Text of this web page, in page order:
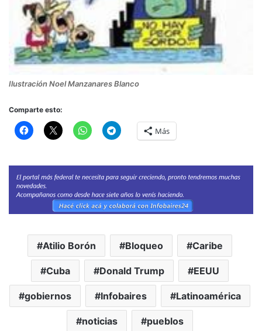
Ilustración Noel Manzanares Blanco
Comparte esto:
Más
Atilio Borón Bloqueo Caribe
Cuba Donald Trump EEUU
gobiernos Infobaires Latinoamérica
noticias pueblos